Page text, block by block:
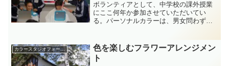
ボランティアとして、中学校の課外授業
にここ何年か参加させていただいてい
る。パーソナルカラーは、男女問わずに
が、真剣そのもの。自分が最初に色彩に
出会ったときのわくわくど...
カラースタジオフォーミーのカラー講座
色を楽しむフラワーアレンジメン
ト